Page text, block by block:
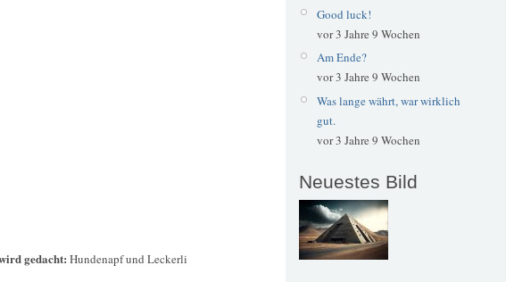
gedacht: Hundenapf und Leckerli
Good luck!
vor 3 Jahre 9 Wochen
Am Ende?
vor 3 Jahre 9 Wochen
Was lange währt, war wirklich
gut.
vor 3 Jahre 9 Wochen
Neuestes Bild